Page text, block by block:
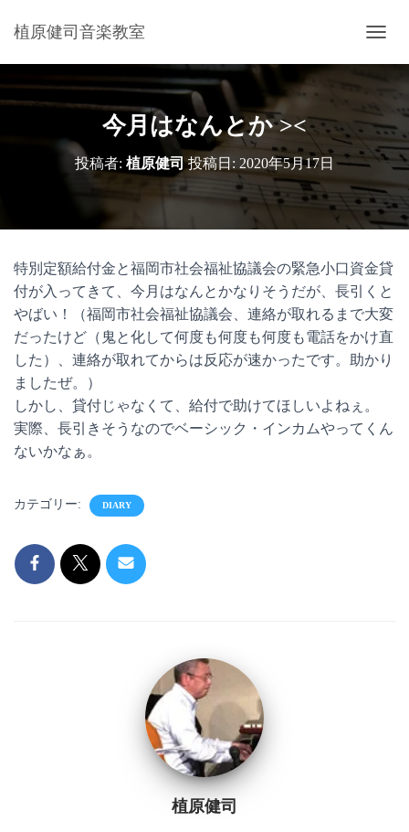
植原健司音楽教室
ビ
シ
ョ
ン
り
替
今月はなんとか ><
投稿者: 植原健司投稿日: 2020年5月17日
特別定額給付金と福岡市社会福祉協議会の緊急小口資金貸
付が入ってきて、今月はなんとかなりそうだが、長引くと
やばい！（福岡市社会福祉協議会、連絡が取れるまで大変
だったけど（鬼と化して何度も何度も何度も電話をかけ直
した）、連絡が取れてからは反応が速かったです。助かり
ましたぜ。）
しかし、貸付じゃなくて、給付で助けてほしいよねぇ。
実際、長引きそうなのでベーシック・インカムやってくん
ないかなぁ。
カテゴリー: DIARY
植原健司